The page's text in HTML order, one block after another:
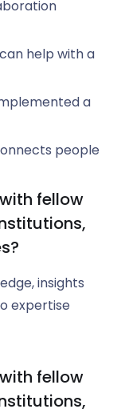
help with a
a
people
fellow
insights
expertise
fellow